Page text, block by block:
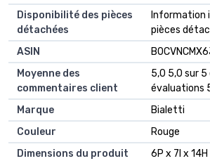
Disponibilité des pièces
détachées
‎Information
pièces
ASIN
Moyenne des
commentaires client
5,0 5,0 sur
évaluations
Marque
Bialetti
Couleur
Rouge
Dimensions du produit
6P x 7l x